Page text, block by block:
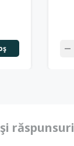
răspunsuri